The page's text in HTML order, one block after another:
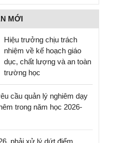
MỚI
Hiệu trưởng chịu trách
nhiệm về kế hoạch giáo
dục, chất lượng và an toàn
trường học
cầu quản lý nghiêm dạy
trong năm học 2026-
phải xử lý dứt điểm